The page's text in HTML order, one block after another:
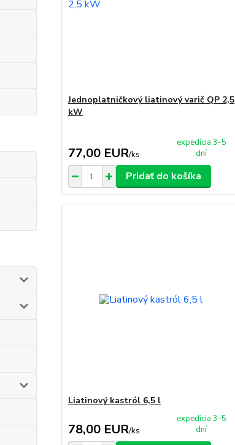
Jednoplatničkový liatinový varič QP 2,5
kW
77,00 EUR/ks
expedícia 3-5
dní
Pridať do košíka
Liatinový kastról 6,5 l
78,00 EUR/ks
expedícia 3-5
dní